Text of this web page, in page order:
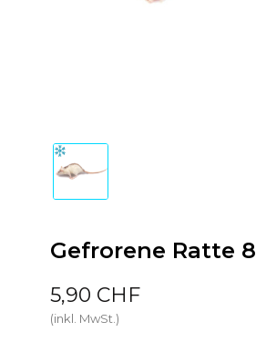
Gefrorene Ratte
5,90 CHF
(inkl. MwSt.)